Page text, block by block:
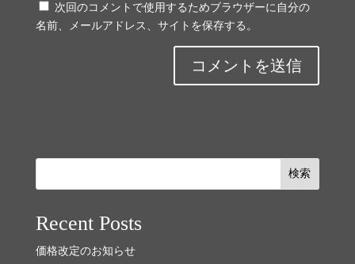
次回のコメントで使用するためブラウザーに自分の
名前、メールアドレス、サイトを保存する。
検索
Recent Posts
価格改定のお知らせ